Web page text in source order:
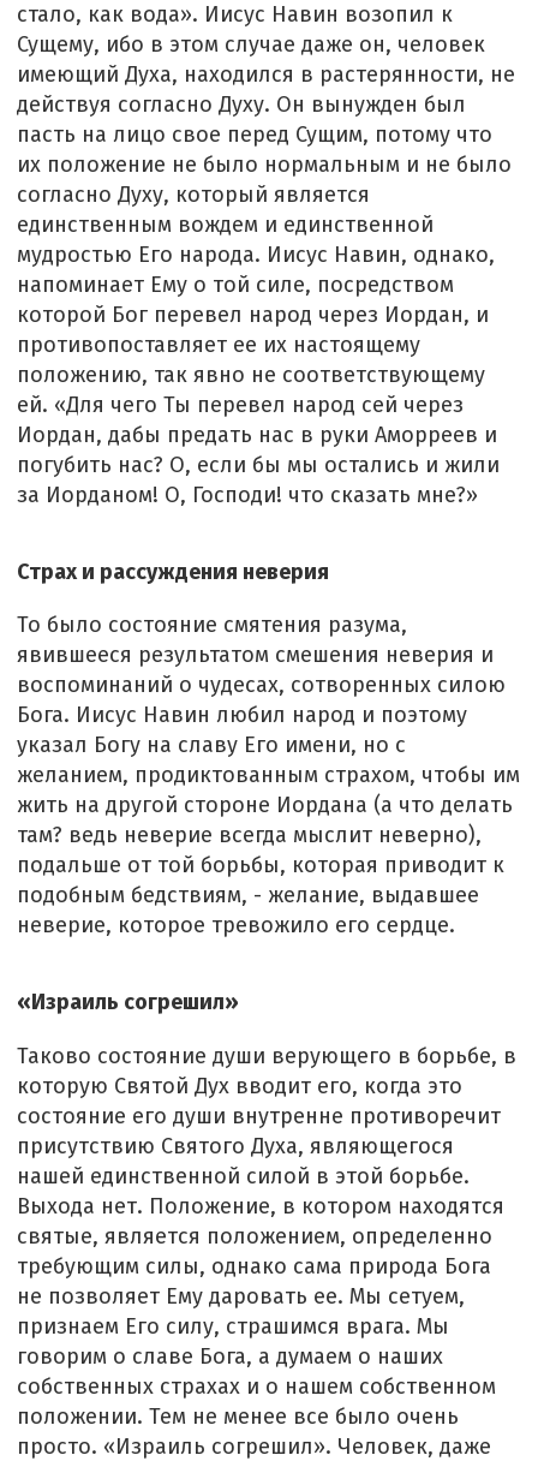
стало, как вода». Иисус Навин возопил к
Сущему, ибо в этом случае даже он, человек
имеющий Духа, находился в растерянности, не
действуя согласно Духу. Он вынужден был
пасть на лицо свое перед Сущим, потому что
их положение не было нормальным и не было
согласно Духу, который является
единственным вождем и единственной
мудростью Его народа. Иисус Навин, однако,
напоминает Ему о той силе, посредством
которой Бог перевел народ через Иордан, и
противопоставляет ее их настоящему
положению, так явно не соответствующему
ей. «Для чего Ты перевел народ сей через
Иордан, дабы предать нас в руки Аморреев и
погубить нас? О, если бы мы остались и жили
за Иорданом! О, Господи! что сказать мне?»
Страх и рассуждения неверия
То было состояние смятения разума,
явившееся результатом смешения неверия и
воспоминаний о чудесах, сотворенных силою
Бога. Иисус Навин любил народ и поэтому
указал Богу на славу Его имени, но с
желанием, продиктованным страхом, чтобы им
жить на другой стороне Иордана (а что делать
там? ведь неверие всегда мыслит неверно),
подальше от той борьбы, которая приводит к
подобным бедствиям, - желание, выдавшее
неверие, которое тревожило его сердце.
«Израиль согрешил»
Таково состояние души верующего в борьбе, в
которую Святой Дух вводит его, когда это
состояние его души внутренне противоречит
присутствию Святого Духа, являющегося
нашей единственной силой в этой борьбе.
Выхода нет. Положение, в котором находятся
святые, является положением, определенно
требующим силы, однако сама природа Бога
не позволяет Ему даровать ее. Мы сетуем,
признаем Его силу, страшимся врага. Мы
говорим о славе Бога, а думаем о наших
собственных страхах и о нашем собственном
положении. Тем не менее все было очень
просто. «Израиль согрешил». Человек, даже